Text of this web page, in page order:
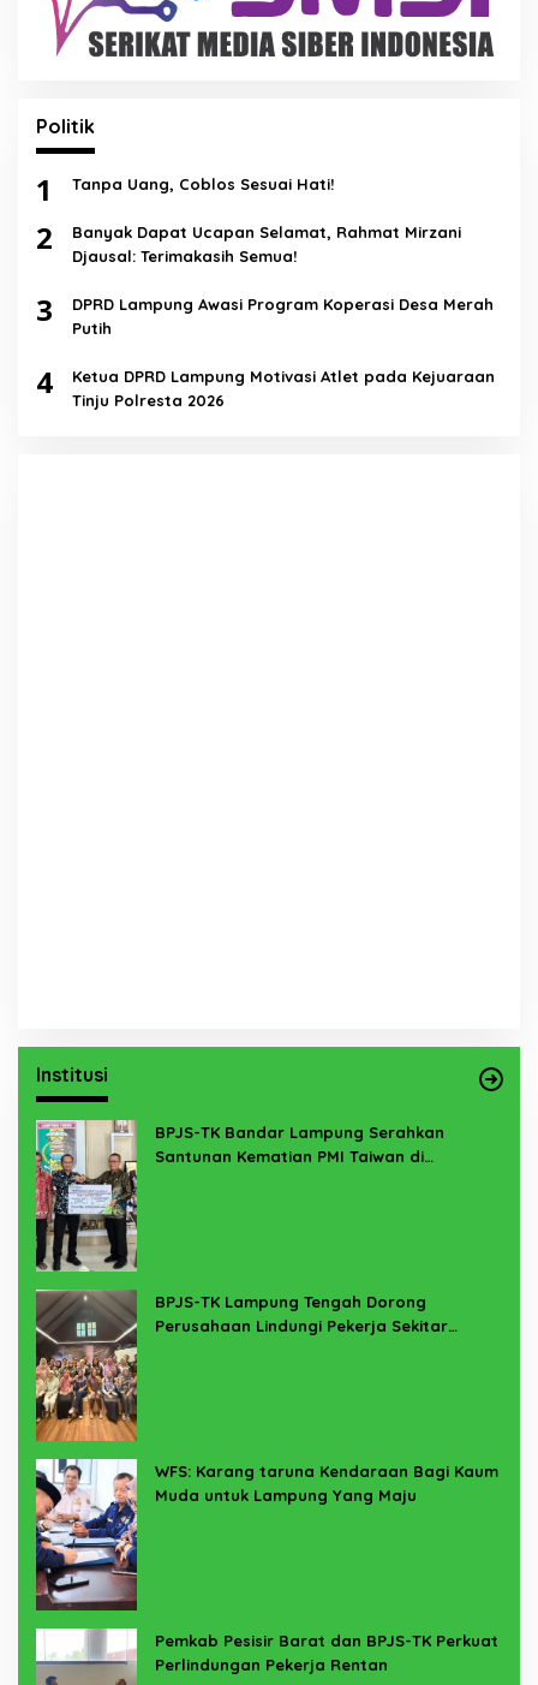
Politik
1 Tanpa Uang, Coblos Sesuai Hati!
2
Banyak Dapat Ucapan Selamat, Rahmat Mirzani
Djausal: Terimakasih Semua!
3
DPRD Lampung Awasi Program Koperasi Desa Merah
Putih
4
Ketua DPRD Lampung Motivasi Atlet pada Kejuaraan
Tinju Polresta 2026
Institusi
BPJS-TK Bandar Lampung Serahkan
Santunan Kematian PMI Taiwan di
BPJS-TK Lampung Tengah Dorong
Perusahaan Lindungi Pekerja Sekitar
WFS: Karang taruna Kendaraan Bagi Kaum
Muda untuk Lampung Yang Maju
Pemkab Pesisir Barat dan BPJS-TK Perkuat
Perlindungan Pekerja Rentan